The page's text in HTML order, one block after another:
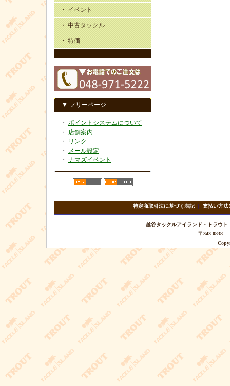
・ イベント
・ 中古タックル
・ 特価
▼ フリーページ
・ ポイントシステムについて
・ 店舗案内
・
リンク
・
メール設定
・ ナマズイベント
特定商取引法に基づく表記｜ 支払い方法
越谷タックルアイランド・トラ
〒343-0838